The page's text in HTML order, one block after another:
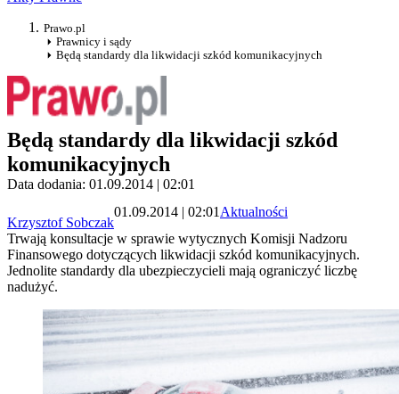
Prawo.pl
Prawnicy i sądy
Będą standardy dla likwidacji szkód komunikacyjnych
Będą standardy dla likwidacji szkód
komunikacyjnych
Data dodania: 01.09.2014 | 02:01
Krzysztof Sobczak
01.09.2014 | 02:01 Aktualności
Trwają konsultacje w sprawie wytycznych Komisji Nadzoru
Finansowego dotyczących likwidacji szkód komunikacyjnych.
Jednolite standardy dla ubezpieczycieli mają ograniczyć liczbę
nadużyć.